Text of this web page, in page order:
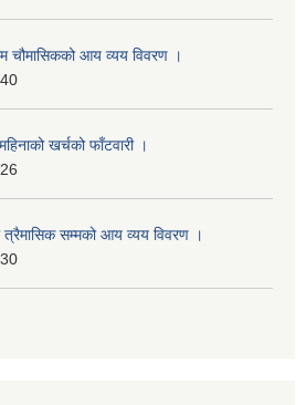
आय व्यय विवरण ।
खर्चको फाँटवारी ।
सम्मको आय व्यय विवरण ।